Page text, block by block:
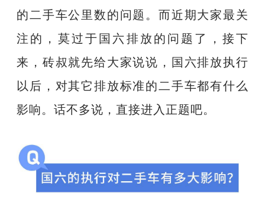
的二手车公里数的问题。而近期大家最关
注的，莫过于国六排放的问题了，接下
来，砖叔就先给大家说说，国六排放执行
以后，对其它排放标准的二手车都有什么
影响。话不多说，直接进入正题吧。